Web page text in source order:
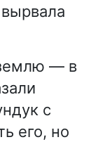
— в
с
его, но